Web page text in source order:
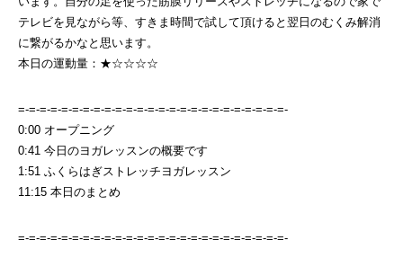
テレビを見ながら等、すきま時間で試して頂けると翌日のむくみ解消
に繋がるかなと思います。
本日の運動量：★☆☆☆☆
=-=-=-=-=-=-=-=-=-=-=-=-=-=-=-=-=-=-=-=-=-=-=-=-=-
0:00 オープニング
0:41 今日のヨガレッスンの概要です
1:51 ふくらはぎストレッチヨガレッスン
11:15 本日のまとめ
=-=-=-=-=-=-=-=-=-=-=-=-=-=-=-=-=-=-=-=-=-=-=-=-=-